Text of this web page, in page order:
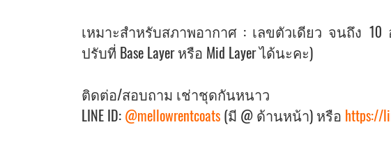
เหมาะสำหรับสภาพอากาศ : เลขตัวเดียว จนถึง
ปรับที่ Base Layer หรือ Mid Layer ได้นะคะ)
ติดต่อ/สอบถาม เช่าชุดกันหนาว
LINE ID: @mellowrentcoats (มี @ ด้านหน้า) หรือ https://